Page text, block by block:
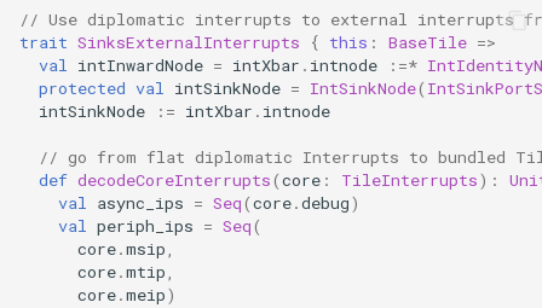
// Use diplomatic interrupts to external interrupts
trait SinksExternalInterrupts { this : BaseTile =>
val intInwardNode = intXbar . intnode :=*
protected val intSinkNode = IntSinkNode(
intSinkNode
:= intXbar . intnode
// go from flat diplomatic Interrupts to bundled
def decodeCoreInterrupts(core : TileInterrupts):
val async_ips = Seq(core.debug)
val periph_ips = Seq(
core.msip,
core.mtip,
core.meip)